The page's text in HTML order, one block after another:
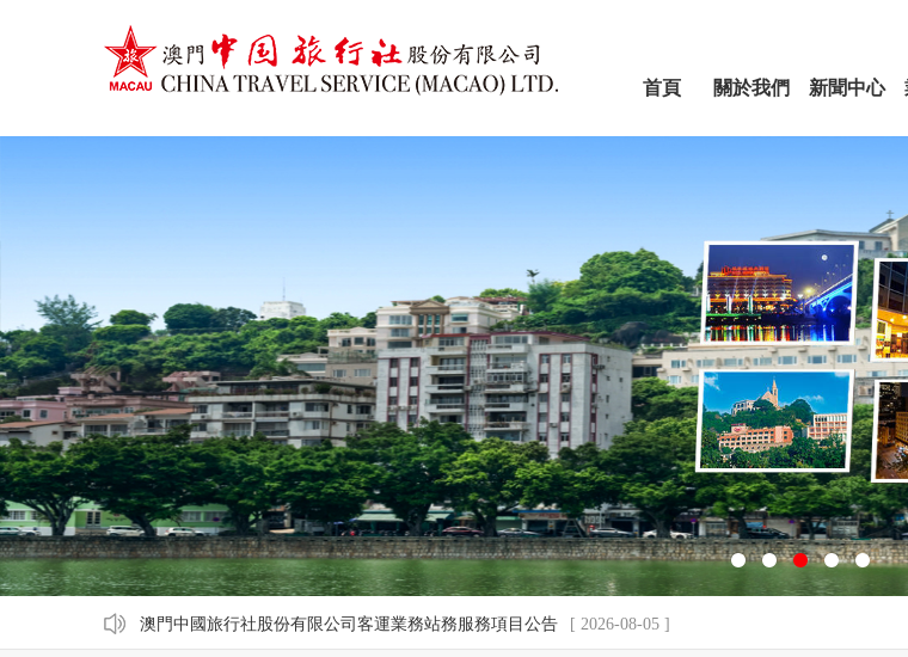
首頁 關於我們 新聞中心
澳門中國旅行社股份有限公司客運業務站務服務項目公告 [ 2026-08-05 ]